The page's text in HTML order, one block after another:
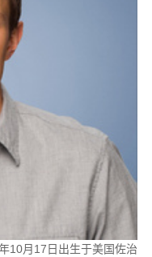
10月17日出生于美国佐治